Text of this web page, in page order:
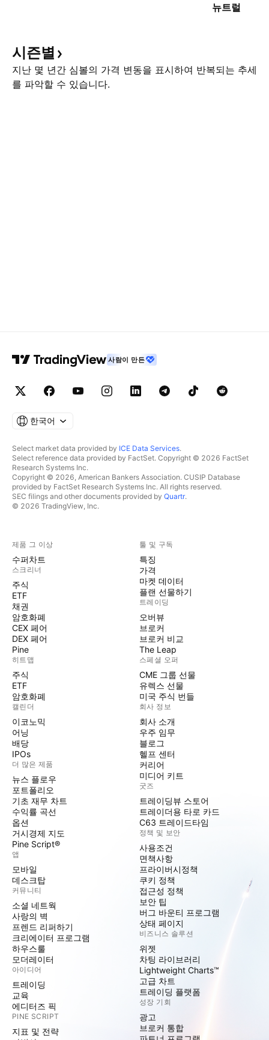
뉴트럴
시즌별
지난 몇 년간 심볼의 가격 변동을 표시하여 반복되는 추세
를 파악할 수 있습니다.
사람이 만든
한국어
Select market data provided by ICE Data Services.
Select reference data provided by FactSet. Copyright © 2026 FactSet
Research Systems Inc.
Copyright © 2026, American Bankers Association. CUSIP Database
provided by FactSet Research Systems Inc. All rights reserved.
SEC filings and other documents provided by Quartr.
© 2026 TradingView, Inc.
제품 그 이상
수퍼차트
스크리너
주식
ETF
채권
암호화폐
CEX 페어
DEX 페어
Pine
히트맵
주식
ETF
암호화폐
캘린더
이코노믹
어닝
배당
IPOs
더 많은 제품
뉴스 플로우
포트폴리오
기초 재무 차트
수익률 곡선
옵션
거시경제 지도
Pine Script®
앱
모바일
데스크탑
커뮤니티
소셜 네트웍
사랑의 벽
프렌드 리퍼하기
크리에이터 프로그램
하우스룰
모더레이터
아이디어
트레이딩
교육
에디터즈 픽
PINE SCRIPT
지표 및 전략
툴 및 구독
특징
가격
마켓 데이터
플랜 선물하기
트레이딩
오버뷰
브로커
브로커 비교
The Leap
스페셜 오퍼
CME 그룹 선물
유렉스 선물
미국 주식 번들
회사 정보
회사 소개
우주 임무
블로그
헬프 센터
커리어
미디어 키트
굿즈
트레이딩뷰 스토어
트레이더용 타로 카드
C63 트레이드타임
정책 및 보안
사용조건
면책사항
프라이버시정책
쿠키 정책
접근성 정책
보안 팁
버그 바운티 프로그램
상태 페이지
비즈니스 솔루션
위젯
차팅 라이브러리
Lightweight Charts™
고급 차트
트레이딩 플랫폼
성장 기회
광고
브로커 통합